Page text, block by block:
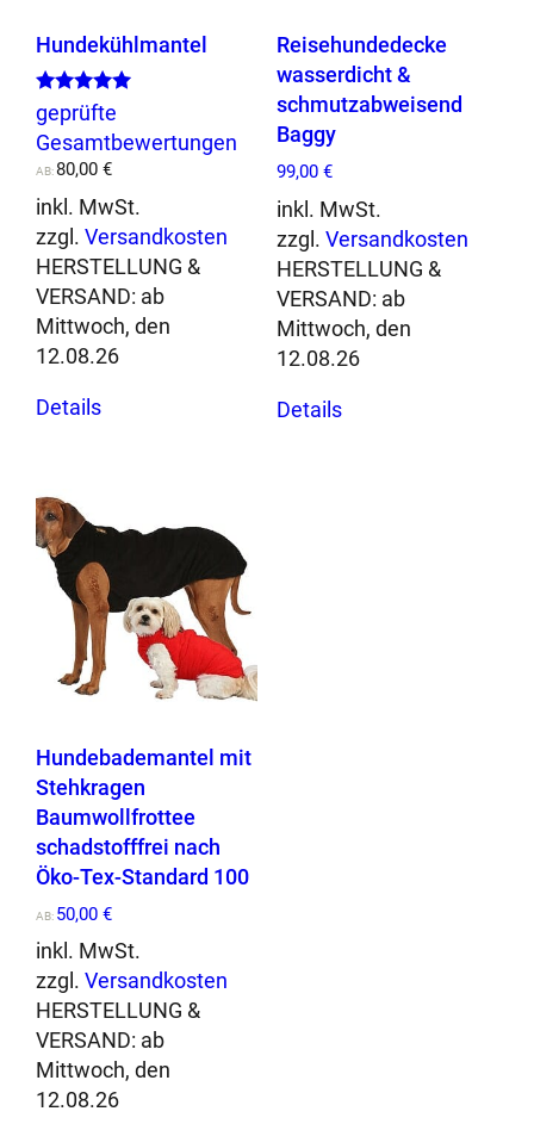
-
S
c
h
u
t
z
w
e
s
t
e
/
l
e
r
u
t
z
w
e
s
t
/
G
r
a
Hundekühlmantel
Bewertet mit
5.00
von 5
geprüfte
Gesamtbewertungen
AB: 80,00€
inkl. MwSt.
zzgl.Versandkosten
HERSTELLUNG &
VERSAND: ab
Mittwoch, den
12.08.26
DetailsProdukt
auf.
Die
Optionen
können
auf
der
werden
Reisehundedecke
wasserdicht &
schmutzabweisend
Baggy
99,00 €
inkl. MwSt.
zzgl. Versandkosten
HERSTELLUNG &
VERSAND: ab
Mittwoch, den
12.08.26
DetailsProdukt
Hundebademantel mit
Stehkragen
Baumwollfrottee
schadstofffrei nach
Öko-Tex-Standard 100
AB: 50,00€
inkl. MwSt.
zzgl.Versandkosten
HERSTELLUNG &
VERSAND: ab
Mittwoch, den
12.08.26